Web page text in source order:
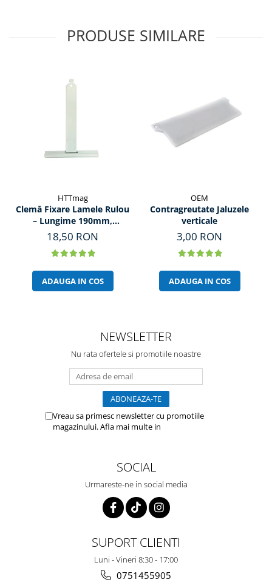
PRODUSE SIMILARE
HTTmag
Clemă Fixare Lamele Rulou
– Lungime 190mm,
Prindere 150mm
18,50 RON
ADAUGA IN COS
OEM
Contragreutate Jaluzele
verticale
3,00 RON
ADAUGA IN COS
NEWSLETTER
Nu rata ofertele si promotiile noastre
Vreau sa primesc newsletter cu promotiile
magazinului. Afla mai multe in
SOCIAL
Urmareste-ne in social media
SUPORT CLIENTI
Luni - Vineri 8:30 - 17:00
0751455905